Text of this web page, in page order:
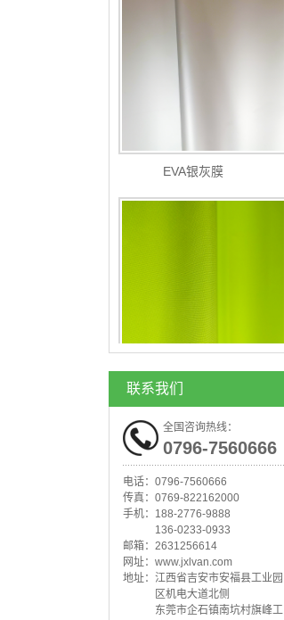
透明夹网布
联系我们
全国咨询热线：
0796-7560666
电话： 0796-7560666
传真： 0769-822162000
手机： 188-2776-9888
136-0233-0933
邮箱： 2631256614
网址： www.jxlvan.com
地址： 江西省吉安市安福县工业园
区机电大道北侧
东莞市企石镇南坑村旗峰工